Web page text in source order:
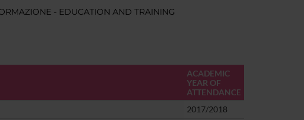
- EDUCATION AND TRAINING
ACADEMIC
YEAR OF
ATTENDANCE
2017/2018